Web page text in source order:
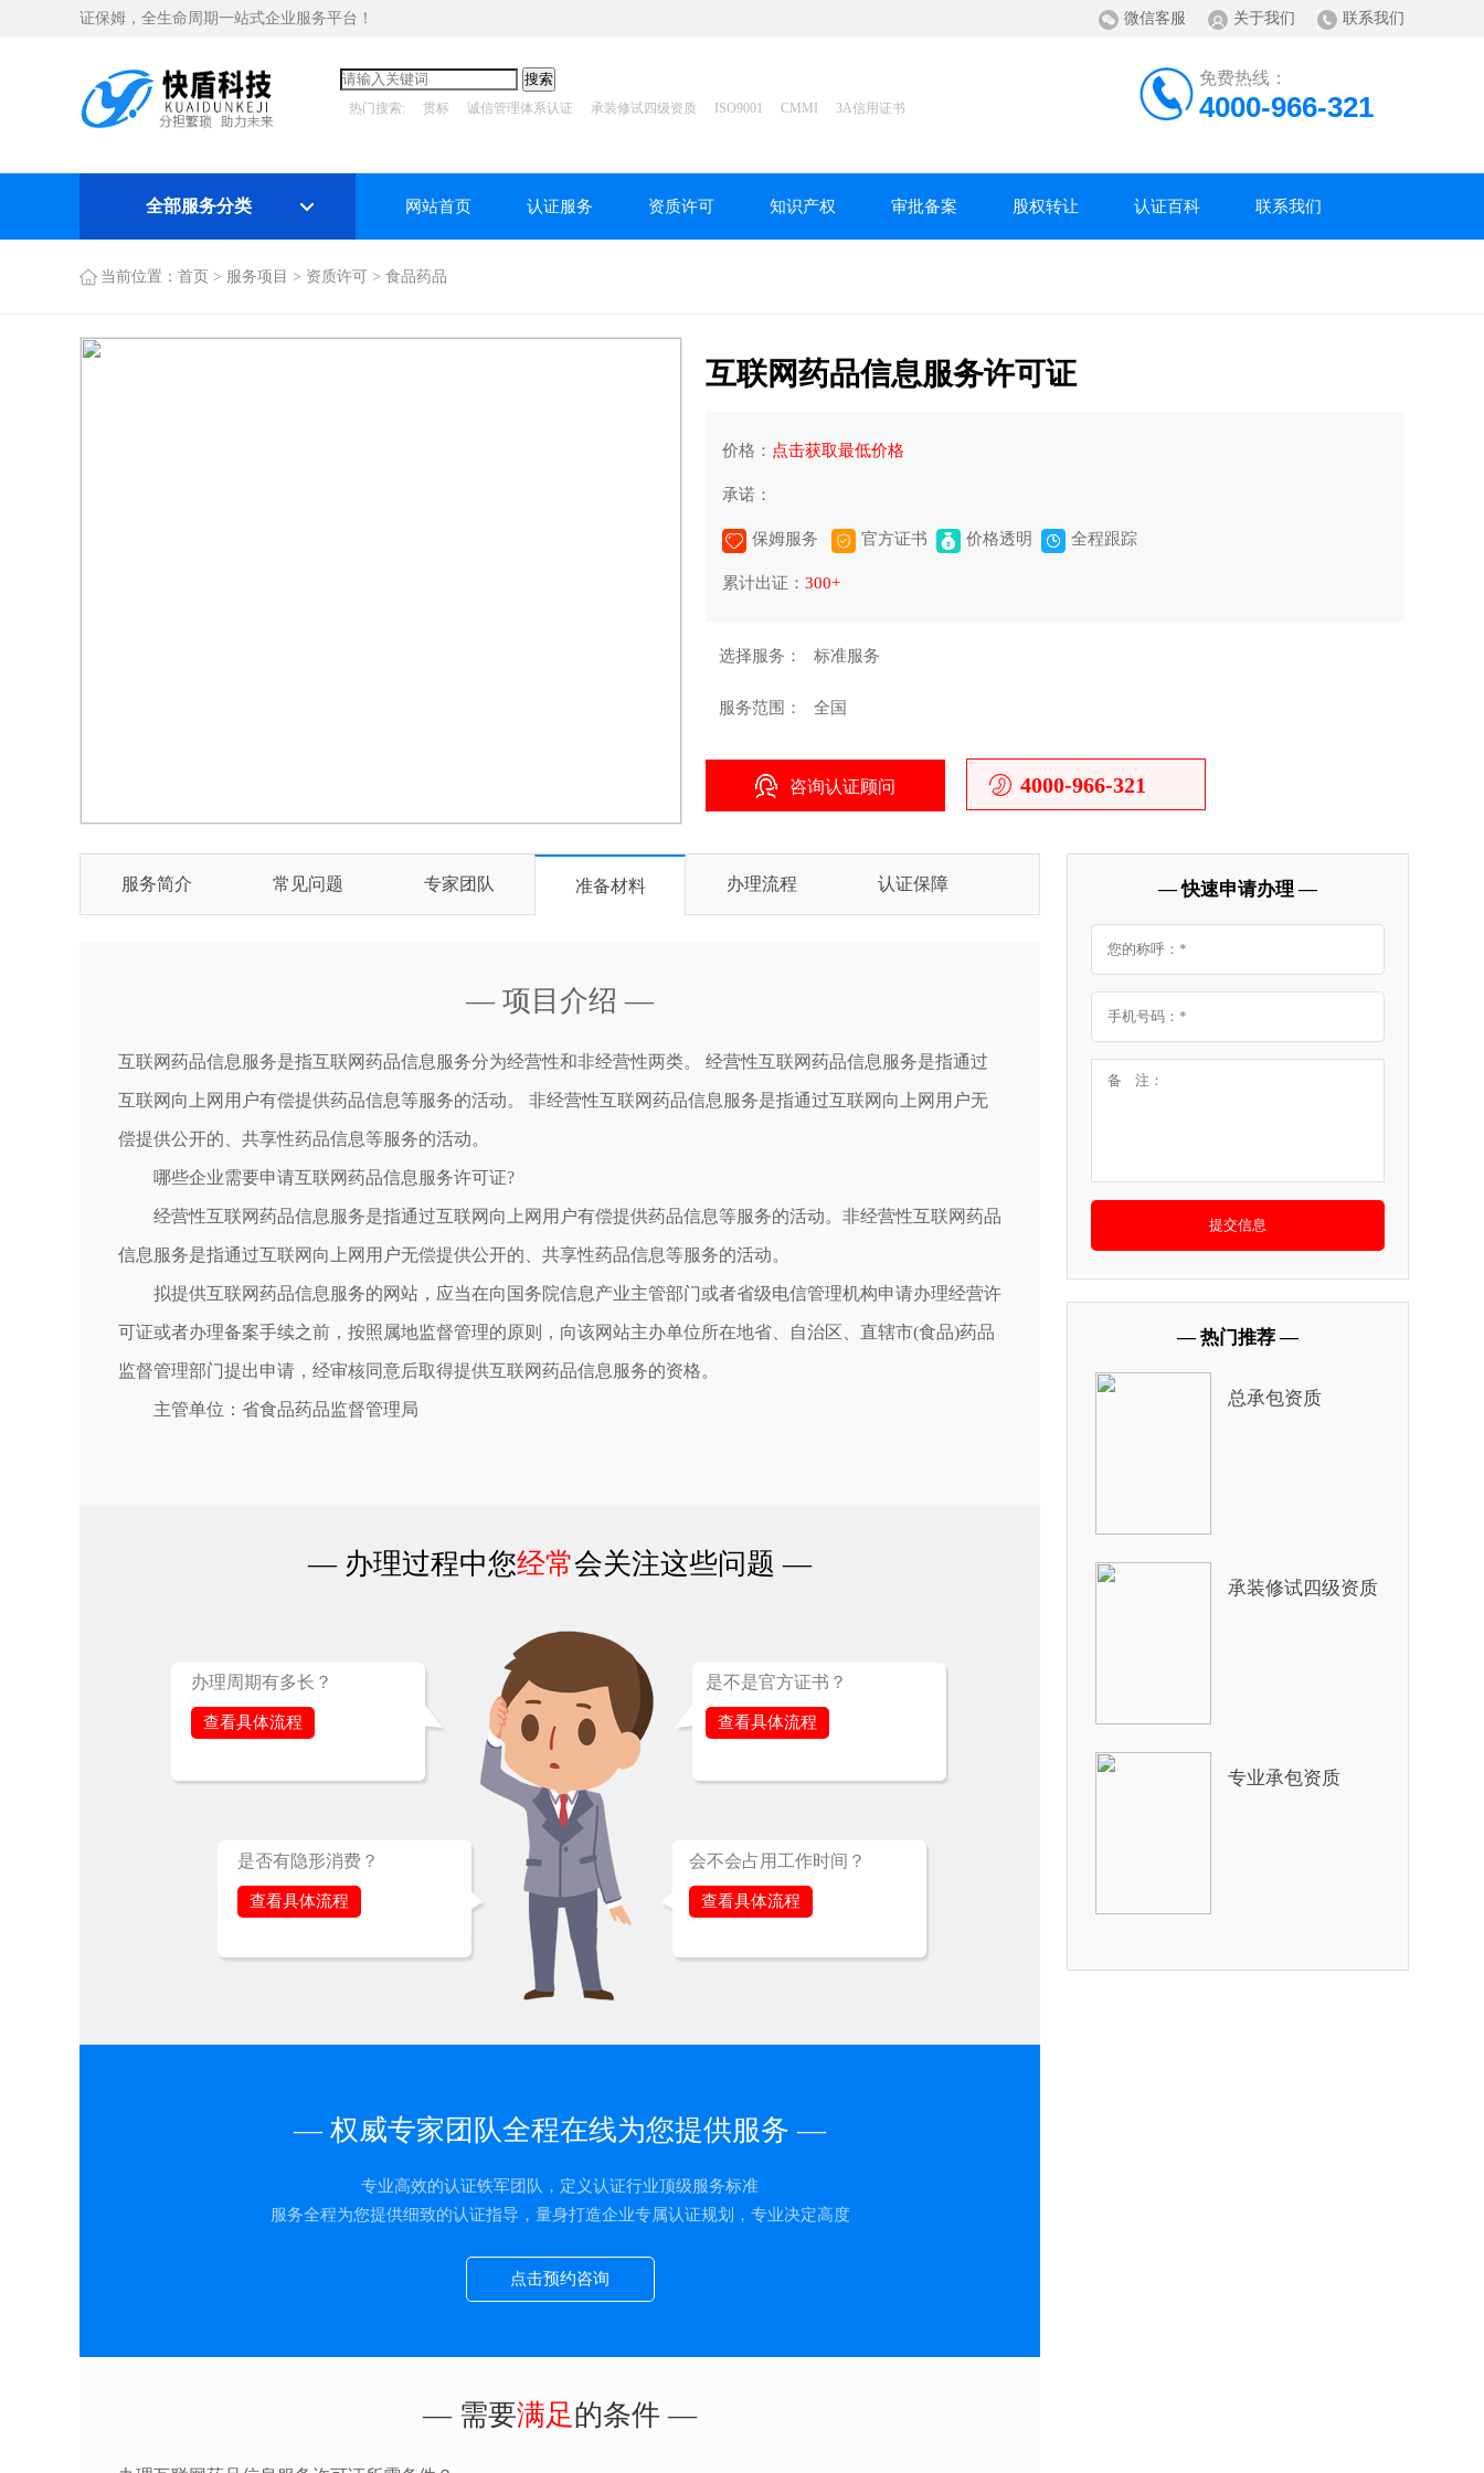
证保姆，全生命周期一站式企业服务平台！ 微信客服 关于我们 联系我们
热门搜索: 贯标 诚信管理体系认证 承装修试四级资质 ISO9001 CMMI 3A信用证书
免费热线：
4000-966-321
全部服务分类 网站首页 认证服务 资质许可 知识产权 审批备案 股权转让 认证百科 联系我们
当前位置： 首页 > 服务项目 > 资质许可 > 食品药品
互联网药品信息服务许可证
价格： 点击获取最低价格
承诺：
保姆服务 官方证书 价格透明 全程跟踪
累计出证： 300+
选择服务： 标准服务
服务范围： 全国
咨询认证顾问 4000-966-321
服务简介 常见问题 专家团队 准备材料 办理流程 认证保障
— 项目介绍 —
互联网药品信息服务是指互联网药品信息服务分为经营性和非经营性两类。 经营性互联网药品信息服务是指通过
互联网向上网用户有偿提供药品信息等服务的活动。 非经营性互联网药品信息服务是指通过互联网向上网用户无
偿提供公开的、共享性药品信息等服务的活动。
哪些企业需要申请互联网药品信息服务许可证?
经营性互联网药品信息服务是指通过互联网向上网用户有偿提供药品信息等服务的活动。非经营性互联网药品
信息服务是指通过互联网向上网用户无偿提供公开的、共享性药品信息等服务的活动。
拟提供互联网药品信息服务的网站，应当在向国务院信息产业主管部门或者省级电信管理机构申请办理经营许
可证或者办理备案手续之前，按照属地监督管理的原则，向该网站主办单位所在地省、自治区、直辖市(食品)药品
监督管理部门提出申请，经审核同意后取得提供互联网药品信息服务的资格。
主管单位：省食品药品监督管理局
— 办理过程中您经常会关注这些问题 —
办理周期有多长？
查看具体流程
是不是官方证书？
查看具体流程
是否有隐形消费？
查看具体流程
会不会占用工作时间？
查看具体流程
— 权威专家团队全程在线为您提供服务 —
专业高效的认证铁军团队，定义认证行业顶级服务标准
服务全程为您提供细致的认证指导，量身打造企业专属认证规划，专业决定高度
点击预约咨询
— 需要满足的条件 —
— 快速申请办理 —
— 热门推荐 —
总承包资质
承装修试四级资质
专业承包资质